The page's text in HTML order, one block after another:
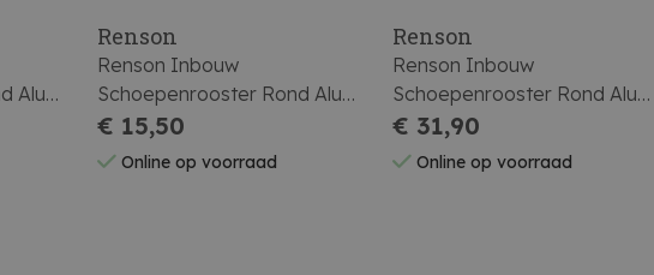
Alu
Renson
Renson Inbouw
Schoepenrooster Rond Alu
435r Diam 80 Ral 9005 Zwart
€ 15,50
Online op voorraad
Renson
Renson Inbouw
Schoepenrooster Rond Alu
435r Diam 120 Ral 9006
Natuur
€ 31,90
Online op voorraad